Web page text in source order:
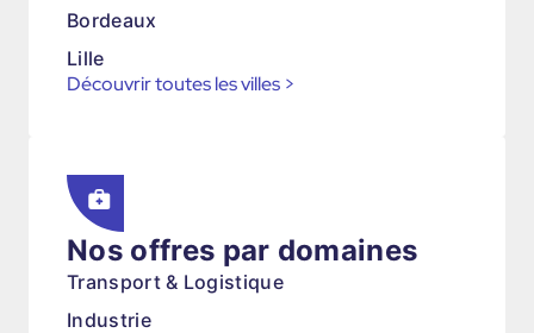
Bordeaux
Lille
Découvrir toutes les villes >
Nos offres par domaines
Transport & Logistique
Industrie